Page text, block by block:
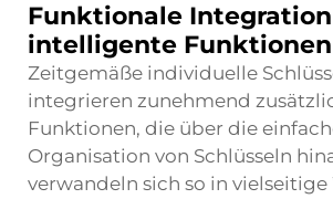
Funktionale
intelligente Funktionen
Zeitgemäße individuelle
integrieren zunehmend
Funktionen, die über die
Organisation von Schlüsseln
verwandeln sich so in vielseitige